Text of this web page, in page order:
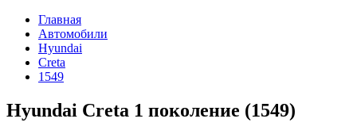
Главная
Автомобили
Hyundai
Creta
1549
Hyundai Creta 1 поколение (1549)